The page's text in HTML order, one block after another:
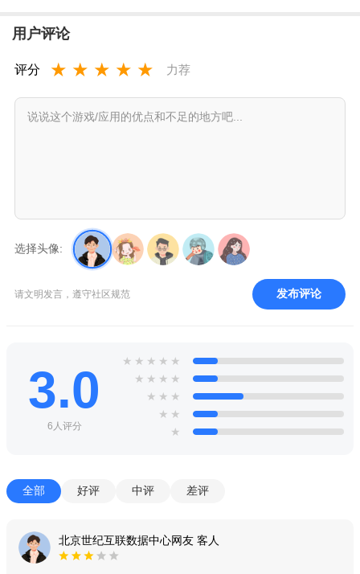
用户评论
评分 ★ ★ ★ ★ ★ 力荐
选择头像:
请文明发言，遵守社区规范 发布评论
3.0
6人评分
★ ★ ★ ★ ★
★ ★ ★ ★
★ ★ ★
★ ★
★
全部 好评 中评 差评
北京世纪互联数据中心网友 客人